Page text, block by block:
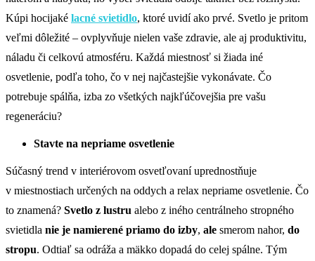
Kúpi hocijaké lacné svietidlo, ktoré uvidí ako prvé. Svetlo je pritom
veľmi dôležité – ovplyvňuje nielen vaše zdravie, ale aj produktivitu,
náladu či celkovú atmosféru. Každá miestnosť si žiada iné
osvetlenie, podľa toho, čo v nej najčastejšie vykonávate. Čo
potrebuje spálňa, izba zo všetkých najkľúčovejšia pre vašu
regeneráciu?
Stavte na nepriame osvetlenie
Súčasný trend v interiérovom osvetľovaní uprednostňuje
v miestnostiach určených na oddych a relax nepriame osvetlenie. Čo
to znamená? Svetlo z lustru alebo z iného centrálneho stropného
svietidla nie je namierené priamo do izby, ale smerom nahor, do
stropu. Odtiaľ sa odráža a mäkko dopadá do celej spálne. Tým